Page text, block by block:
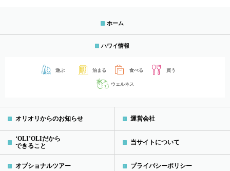
ホーム
ハワイ情報
遊ぶ 泊まる 食べる 買う
ウェルネス
オリオリからのお知らせ
‘OLI’OLIだから
できること
オプショナルツアー
運営会社
当サイトについて
プライバシーポリシー